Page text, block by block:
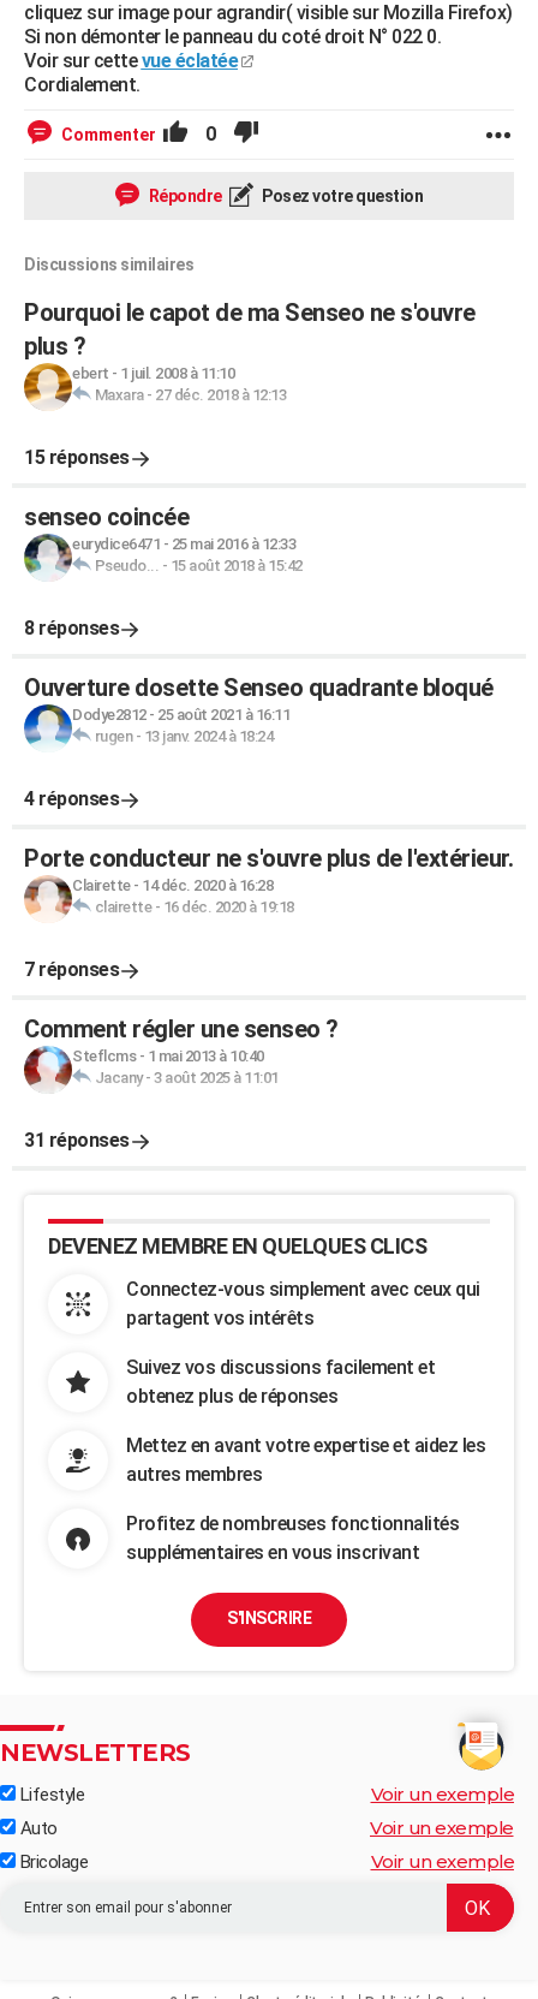
cliquez sur image pour agrandir( visible sur Mozilla Firefox)
Si non démonter le panneau du coté droit N° 022 0.
Voir sur cettevue éclatée
Cordialement.
Commenter 0
Répondre Posez votre question
Discussions similaires
Pourquoi le capot de ma Senseo ne s'ouvre
plus ?
ebert - 1 juil. 2008 à 11:10
Maxara- 27 déc. 2018 à 12:13
15 réponses
senseo coincée
eurydice6471 - 25 mai 2016 à 12:33
Pseudo... - 15 août 2018 à 15:42
8 réponses
Ouverture dosette Senseo quadrante bloqué
Dodye2812- 25 août 2021 à 16:11
rugen- 13 janv. 2024 à 18:24
4 réponses
Porte conducteur ne s'ouvre plus de l'extérieur.
Clairette- 14 déc. 2020 à 16:28
clairette- 16 déc. 2020 à 19:18
7 réponses
Comment régler une senseo ?
Steflcms- 1 mai 2013 à 10:40
Jacany- 3 août 2025 à 11:01
31 réponses
DEVENEZ MEMBRE EN QUELQUES CLICS
Connectez-vous simplement avec ceux qui
partagent vos intérêts
Suivez vos discussions facilement et
obtenez plus de réponses
Mettez en avant votre expertise et aidez les
autres membres
Profitez de nombreuses fonctionnalités
supplémentaires en vous inscrivant
S'INSCRIRE
NEWSLETTERS
Lifestyle Voir un exemple
Auto Voir un exemple
Bricolage Voir un exemple